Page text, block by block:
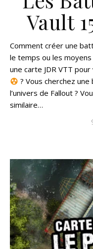
Vault
Comment créer une
le temps ou les
une carte JDR VTT
? Vous cherchez
l’univers de Fallout ?
similaire…